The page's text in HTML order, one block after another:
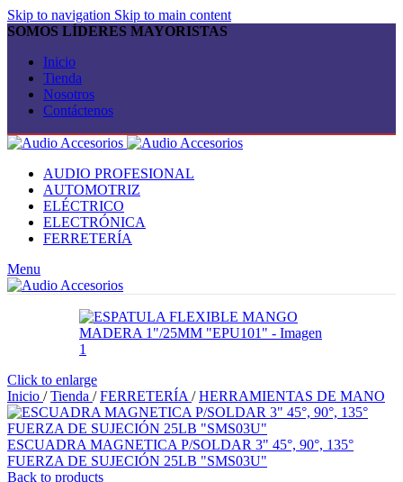
Skip to navigation Skip to main content
SOMOS LÍDERES MAYORISTAS
Inicio
Tienda
Nosotros
Contáctenos
AUDIO PROFESIONAL
AUTOMOTRIZ
ELÉCTRICO
ELECTRÓNICA
FERRETERÍA
Menu
Click to enlarge
Inicio / Tienda / FERRETERÍA / HERRAMIENTAS DE MANO
ESCUADRA MAGNETICA P/SOLDAR 3" 45°, 90°, 135°
FUERZA DE SUJECIÓN 25LB "SMS03U"
Back to products